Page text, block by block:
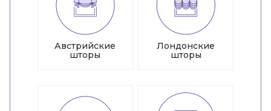
Австрийские
шторы
Лондонские
шторы